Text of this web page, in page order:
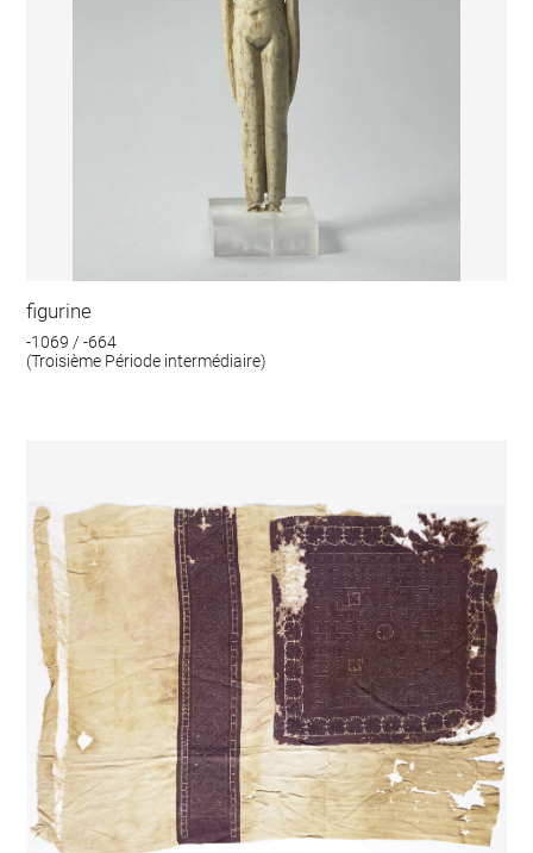
figurine
-1069 / -664
(Troisième Période intermédiaire)